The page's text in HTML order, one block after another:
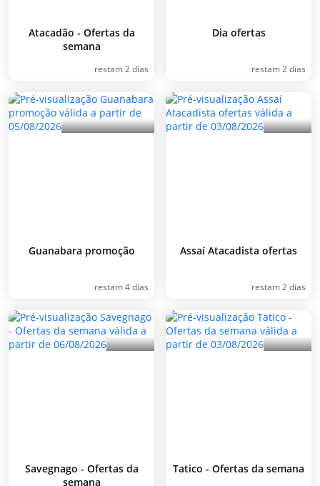
Atacadão - Ofertas da
semana
restam 2 dias
Dia ofertas
restam 2 dias
Guanabara promoção
restam 4 dias
Assaí Atacadista ofertas
restam 2 dias
Savegnago - Ofertas da
semana
Tatico - Ofertas da semana